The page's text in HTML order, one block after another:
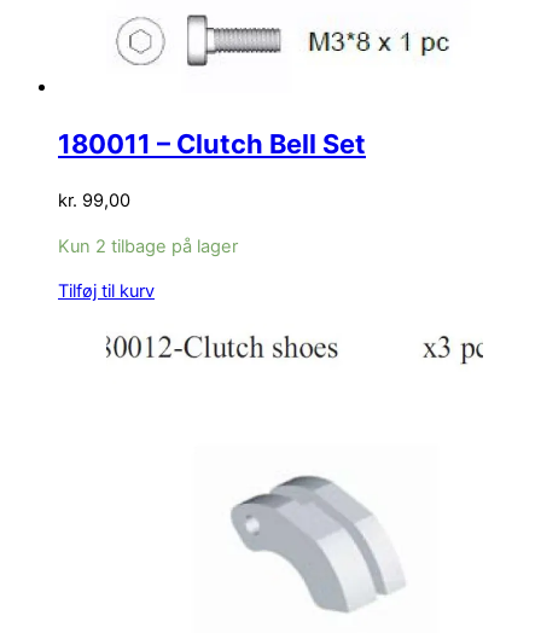
180011 – Clutch Bell Set
kr. 99,00
Kun 2 tilbage på lager
Tilføj til kurv